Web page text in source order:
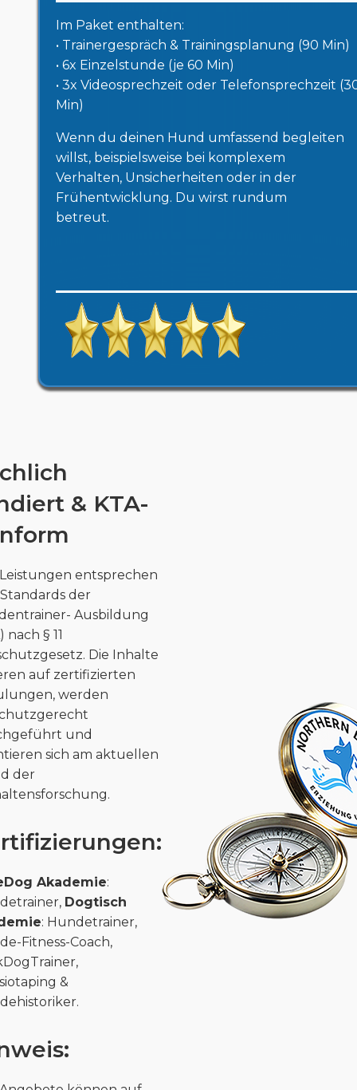
Im Paket enthalten:
• Trainergespräch & Trainingsplanung (90 Min)
• 6x Einzelstunde (je 60 Min)
• 3x Videosprechzeit oder Telefonsprechzeit
Min)
Wenn du deinen Hund umfassend begleiten
willst, beispielsweise bei komplexem
Verhalten, Unsicherheiten oder in der
Frühentwicklung. Du wirst rundum
betreut.
& KTA-
entsprechen
der
Ausbildung
nach § 11
Die Inhalte
auf zertifizierten
werden
und
sich am aktuellen
der
Akademie:
Dogtisch
: Hundetrainer,
Fitness-Coach,
&